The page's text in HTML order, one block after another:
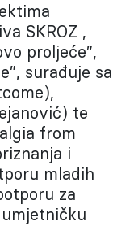
SKROZ ,
proljeće”,
surađuje sa
te
from
i
mladih
za